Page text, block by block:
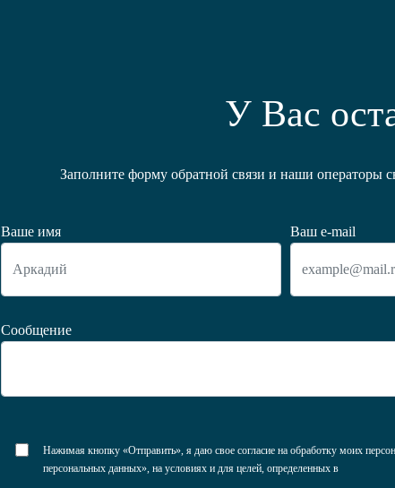
У Вас
Заполните форму обратной связи и наши операторы
Ваше имя Ваш e-mail
Сообщение
Нажимая кнопку «Отправить», я даю свое согласие на обработку моих
персональных данных», на условиях и для целей, определенных в